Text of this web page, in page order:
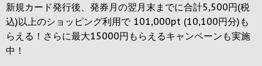
新規カード発行後、発券月の翌月末までに合計5,500円(税
込)以上のショッピング利用で 101,000pt (10,100円分)も
らえる！さらに最大15000円もらえるキャンペーンも実施
中！